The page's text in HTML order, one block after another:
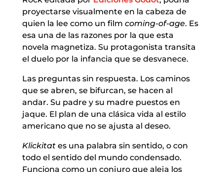
proyectarse visualmente en la cabeza de
quien la lee como un film coming-of-age. Es
esa una de las razones por la que esta
novela magnetiza. Su protagonista transita
el duelo por la infancia que se desvanece.
Las preguntas sin respuesta. Los caminos
que se abren, se bifurcan, se hacen al
andar. Su padre y su madre puestos en
jaque. El plan de una clásica vida al estilo
americano que no se ajusta al deseo.
Klickitat es una palabra sin sentido, o con
todo el sentido del mundo condensado.
Funciona como un conjuro que aleja los